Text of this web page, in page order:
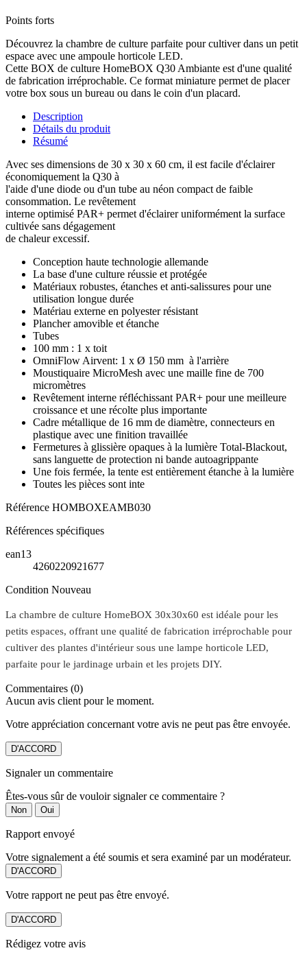
Points forts
Découvrez la chambre de culture parfaite pour cultiver dans un petit
espace avec une ampoule horticole LED.
Cette BOX de culture HomeBOX Q30 Ambiante est d'une qualité
de fabrication irréprochable. Ce format miniature permet de placer
votre box sous un bureau ou dans le coin d'un placard.
Description
Détails du produit
Résumé
Avec ses dimensions de 30 x 30 x 60 cm, il est facile d'éclairer
économiquement la Q30 à
l'aide d'une diode ou d'un tube au néon compact de faible
consommation. Le revêtement
interne optimisé PAR+ permet d'éclairer uniformément la surface
cultivée sans dégagement
de chaleur excessif.
Conception haute technologie allemande
La base d'une culture réussie et protégée
Matériaux robustes, étanches et anti-salissures pour une
utilisation longue durée
Matériau externe en polyester résistant
Plancher amovible et étanche
Tubes
100 mm : 1 x toit
OmniFlow Airvent: 1 x Ø 150 mm à l'arrière
Moustiquaire MicroMesh avec une maille fine de 700
micromètres
Revêtement interne réfléchissant PAR+ pour une meilleure
croissance et une récolte plus importante
Cadre métallique de 16 mm de diamètre, connecteurs en
plastique avec une finition travaillée
Fermetures à glissière opaques à la lumière Total-Blackout,
sans languette de protection ni bande autoagrippante
Une fois fermée, la tente est entièrement étanche à la lumière
Toutes les pièces sont inte
Référence HOMBOXEAMB030
Références spécifiques
ean13
4260220921677
Condition Nouveau
La chambre de culture HomeBOX 30x30x60 est idéale pour les
petits espaces, offrant une qualité de fabrication irréprochable pour
cultiver des plantes d'intérieur sous une lampe horticole LED,
parfaite pour le jardinage urbain et les projets DIY.
Commentaires (0)
Aucun avis client pour le moment.
Votre appréciation concernant votre avis ne peut pas être envoyée.
D'ACCORD
Signaler un commentaire
Êtes-vous sûr de vouloir signaler ce commentaire ?
Non Oui
Rapport envoyé
Votre signalement a été soumis et sera examiné par un modérateur.
D'ACCORD
Votre rapport ne peut pas être envoyé.
D'ACCORD
Rédigez votre avis